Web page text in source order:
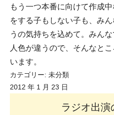
もう一つ本番に向けて作成
をする子もしない子も、み
うの気持ちを込めて。みん
人色が違うので、そんなと
います。
カテゴリー: 未分類
2012 年 1 月 23 日
ラジオ出演